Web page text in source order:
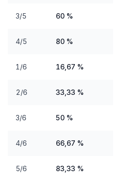
3/5 60 %
4/5 80 %
1/6 16,67 %
2/6 33,33 %
3/6 50 %
4/6 66,67 %
5/6 83,33 %